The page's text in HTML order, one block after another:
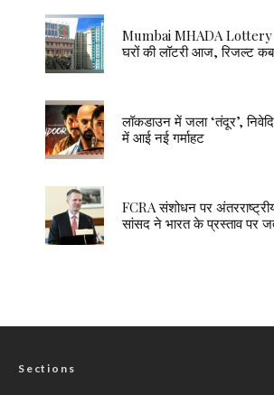
Mumbai MHADA Lottery
घरों की लॉटरी आज, रिजल्ट
लॉकडाउन में जला ‘तंदूर’,
में आई नई गर्माहट
FCRA संशोधन पर
सांसद ने भारत के प्रस्ताव पर
Sections